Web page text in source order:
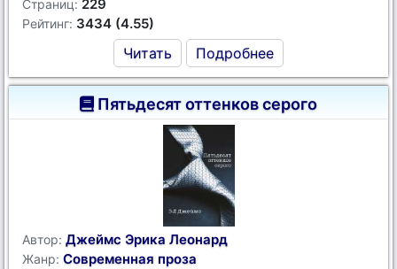
Страниц: 229
Рейтинг: 3434 (4.55)
Читать Подробнее
Пятьдесят оттенков серого
Автор: Джеймс Эрика Леонард
Жанр: Современная проза